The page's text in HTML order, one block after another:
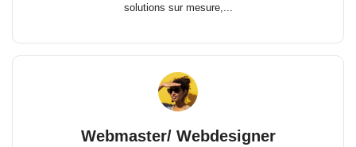
solutions sur mesure,...
Webmaster/ Webdesigner